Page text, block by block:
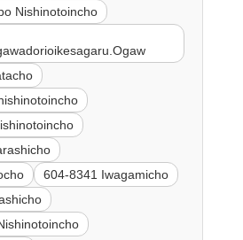
Nishinotoincho
604-8341 Iwagamicho